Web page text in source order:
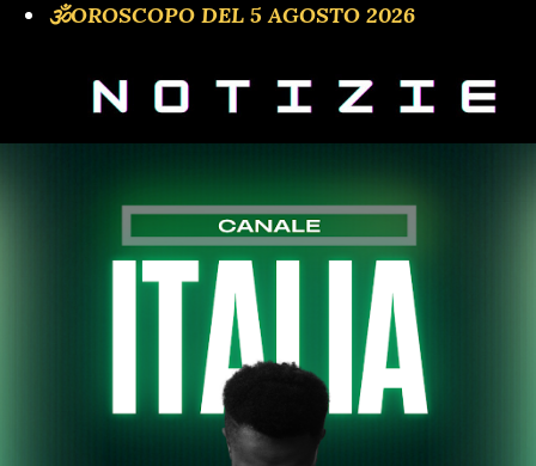
🕉OROSCOPO DEL 5 AGOSTO 2026